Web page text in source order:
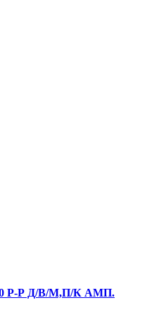
Р-Р Д/В/М,П/К АМП.